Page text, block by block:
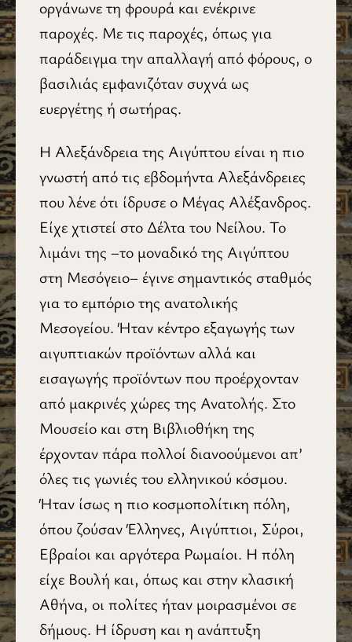
οργάνωνε τη φρουρά και ενέκρινε
παροχές. Με τις παροχές, όπως για
παράδειγμα την απαλλαγή από φόρους, ο
βασιλιάς εμφανιζόταν συχνά ως
ευεργέτης ή σωτήρας.
Η Αλεξάνδρεια της Αιγύπτου είναι η πιο
γνωστή από τις εβδομήντα Αλεξάνδρειες
που λένε ότι ίδρυσε ο Μέγας Αλέξανδρος.
Είχε χτιστεί στο Δέλτα του Νείλου. Το
λιμάνι της –το μοναδικό της Αιγύπτου
στη Μεσόγειο– έγινε σημαντικός σταθμός
για το εμπόριο της ανατολικής
Μεσογείου. Ήταν κέντρο εξαγωγής των
αιγυ­πτιακών προϊόντων αλλά και
εισαγωγής προϊόντων που προέρχονταν
από μακρινές χώρες της Ανατολής. Στο
Μουσείο και στη Βιβλιοθήκη της
έρχονταν πάρα πολλοί διανοούμενοι απ’
όλες τις γωνιές του ελληνικού κόσμου.
Ήταν ίσως η πιο κοσμοπολίτικη πόλη,
όπου ζούσαν Έλληνες, Αιγύπτιοι, Σύροι,
Εβραίοι και αργότερα Ρωμαίοι. Η πόλη
είχε Βουλή και, όπως και στην κλασική
Αθήνα, οι πολίτες ήταν μοιρασμένοι σε
δήμους. Η ίδρυση και η ανάπτυξη